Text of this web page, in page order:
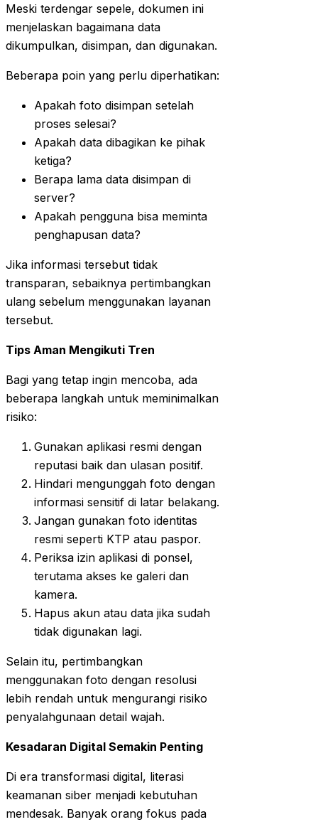
Meski terdengar sepele, dokumen ini
menjelaskan bagaimana data
dikumpulkan, disimpan, dan digunakan.
Beberapa poin yang perlu diperhatikan:
Apakah foto disimpan setelah
proses selesai?
Apakah data dibagikan ke pihak
ketiga?
Berapa lama data disimpan di
server?
Apakah pengguna bisa meminta
penghapusan data?
Jika informasi tersebut tidak
transparan, sebaiknya pertimbangkan
ulang sebelum menggunakan layanan
tersebut.
Tips Aman Mengikuti Tren
Bagi yang tetap ingin mencoba, ada
beberapa langkah untuk meminimalkan
risiko:
Gunakan aplikasi resmi dengan
reputasi baik dan ulasan positif.
Hindari mengunggah foto dengan
informasi sensitif di latar belakang.
Jangan gunakan foto identitas
resmi seperti KTP atau paspor.
Periksa izin aplikasi di ponsel,
terutama akses ke galeri dan
kamera.
Hapus akun atau data jika sudah
tidak digunakan lagi.
Selain itu, pertimbangkan
menggunakan foto dengan resolusi
lebih rendah untuk mengurangi risiko
penyalahgunaan detail wajah.
Kesadaran Digital Semakin Penting
Di era transformasi digital, literasi
keamanan siber menjadi kebutuhan
mendesak. Banyak orang fokus pada